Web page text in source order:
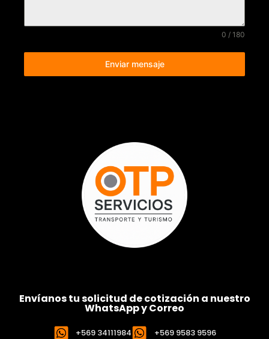
0 / 180
Enviar mensaje
Envíanos tu solicitud de cotización a nuestro
WhatsApp y Correo
+569 34111984 +569 9583 9596